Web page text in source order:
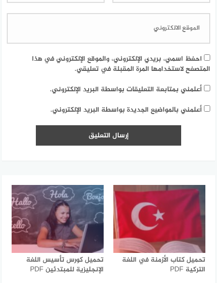
احفظ اسمي، بريدي الإلكتروني، والموقع الإلكتروني في هذا
المتصفح لاستخدامها المرة المقبلة في تعليقي.
أعلمني بمتابعة التعليقات بواسطة البريد الإلكتروني.
أعلمني بالمواضيع الجديدة بواسطة البريد الإلكتروني.
تحميل كتاب الأزمنة في اللغة
التركية PDF
تحميل كورس تأسيس اللغة
الإنجليزية للمبتدئين PDF